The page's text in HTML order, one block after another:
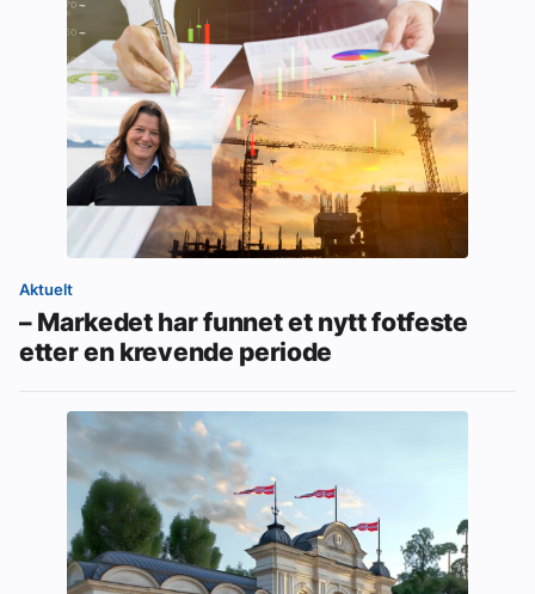
Aktuelt
– Markedet har funnet et nytt fotfeste
etter en krevende periode